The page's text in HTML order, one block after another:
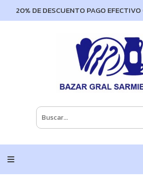
20% DE DESCUENTO PAGO